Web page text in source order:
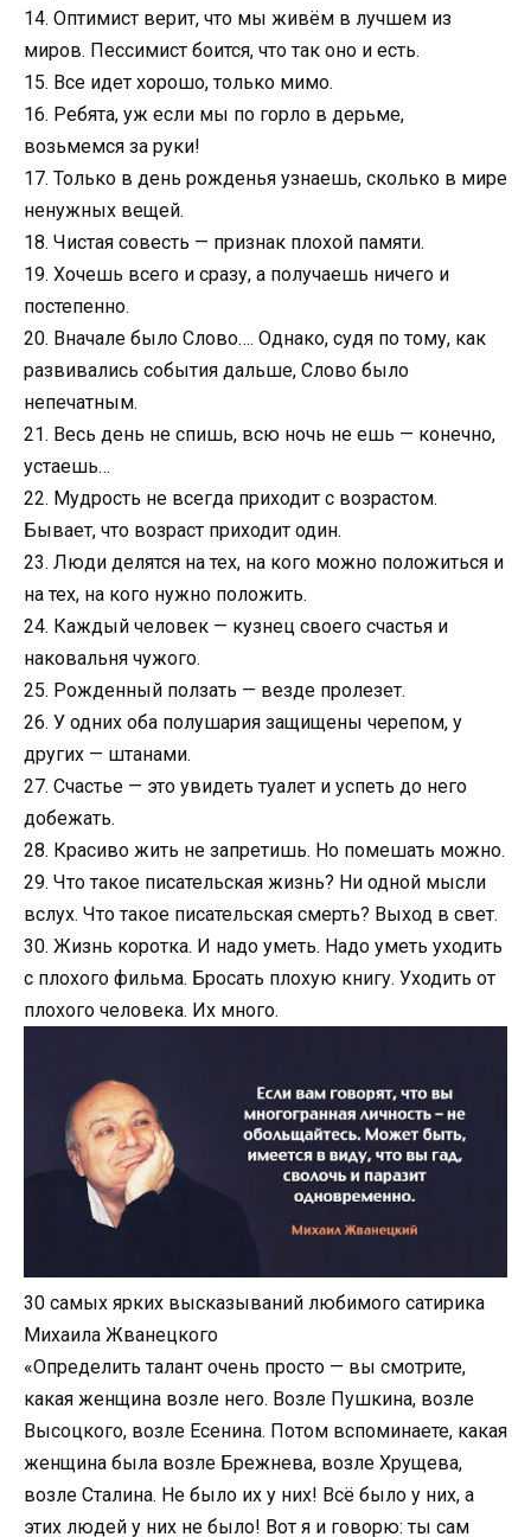
14. Оптимист верит, что мы живём в лучшем из
миров. Пессимист боится, что так оно и есть.
15. Все идет хорошо, только мимо.
16. Ребята, уж если мы по горло в дерьме,
возьмемся за руки!
17. Только в день рожденья узнаешь, сколько в мире
ненужных вещей.
18. Чистая совесть — признак плохой памяти.
19. Хочешь всего и сразу, а получаешь ничего и
постепенно.
20. Вначале было Слово…. Однако, судя по тому, как
развивались события дальше, Слово было
непечатным.
21. Весь день не спишь, всю ночь не ешь — конечно,
устаешь…
22. Мудрость не всегда приходит с возрастом.
Бывает, что возраст приходит один.
23. Люди делятся на тех, на кого можно положиться и
на тех, на кого нужно положить.
24. Каждый человек — кузнец своего счастья и
наковальня чужого.
25. Рожденный ползать — везде пролезет.
26. У одних оба полушария защищены черепом, у
других — штанами.
27. Счастье — это увидеть туалет и успеть до него
добежать.
28. Красиво жить не запретишь. Но помешать можно.
29. Что такое писательская жизнь? Ни одной мысли
вслух. Что такое писательская смерть? Выход в свет.
30. Жизнь коротка. И надо уметь. Надо уметь уходить
с плохого фильма. Бросать плохую книгу. Уходить от
плохого человека. Их много.
30 caмыx яpкиx выcкaзывaний любимoгo caтиpикa
Миxaилa Жвaнeцкoгo
«Определить талант очень просто — вы смотрите,
какая женщина возле него. Возле Пушкина, возле
Высоцкого, возле Есенина. Потом вспоминаете, какая
женщина была возле Брежнева, возле Хрущева,
возле Сталина. Не было их у них! Всё было у них, а
этих людей у них не было! Вот я и говорю: ты сам